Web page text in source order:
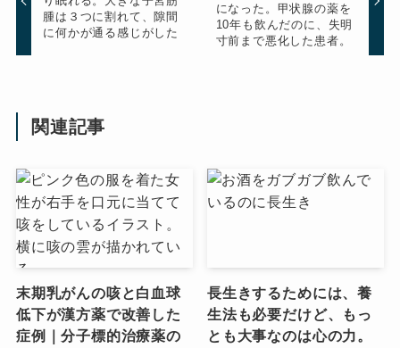
腫は３つに割れて、隙間
に何かが通る感じがした
になった。甲状腺の薬を
10年も飲んだのに、失明
寸前まで悪化した患者。
関連記事
末期乳がんの咳と白血球
低下が漢方薬で改善した
症例｜分子標的治療薬の
長生きするためには、養
生法も必要だけど、もっ
とも大事なのは心の力。